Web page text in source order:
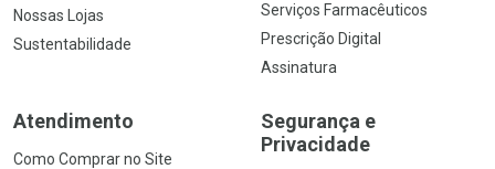
Nossas Lojas
Sustentabilidade
Serviços Farmacêuticos
Prescrição Digital
Assinatura
Atendimento
Como Comprar no Site
Segurança e
Privacidade